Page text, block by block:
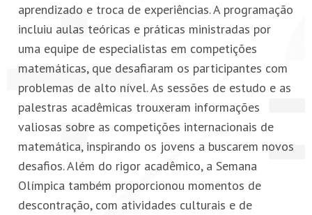
aprendizado e troca de experiências. A programação
incluiu aulas teóricas e práticas ministradas por
uma equipe de especialistas em competições
matemáticas, que desafiaram os participantes com
problemas de alto nível. As sessões de estudo e as
palestras acadêmicas trouxeram informações
valiosas sobre as competições internacionais de
matemática, inspirando os jovens a buscarem novos
desafios. Além do rigor acadêmico, a Semana
Olímpica também proporcionou momentos de
descontração, com atividades culturais e de